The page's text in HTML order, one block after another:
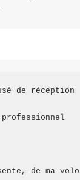
de réception
de ma